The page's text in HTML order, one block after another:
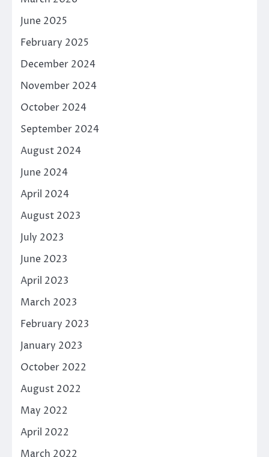
June 2025
February 2025
December 2024
November 2024
October 2024
September 2024
August 2024
June 2024
April 2024
August 2023
July 2023
June 2023
April 2023
March 2023
February 2023
January 2023
October 2022
August 2022
May 2022
April 2022
March 2022